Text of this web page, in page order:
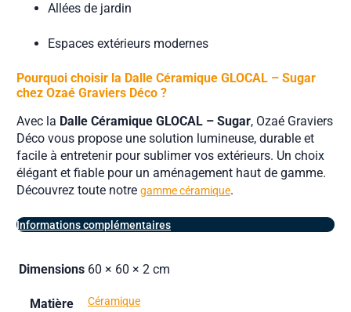
Allées de jardin
Espaces extérieurs modernes
Pourquoi choisir la Dalle Céramique GLOCAL – Sugar
chez Ozaé Graviers Déco ?
Avec la Dalle Céramique GLOCAL – Sugar, Ozaé Graviers
Déco vous propose une solution lumineuse, durable et
facile à entretenir pour sublimer vos extérieurs. Un choix
élégant et fiable pour un aménagement haut de gamme.
Découvrez toute notre gamme céramique.
Informations complémentaires
Dimensions 60 × 60 × 2 cm
Matière Céramique